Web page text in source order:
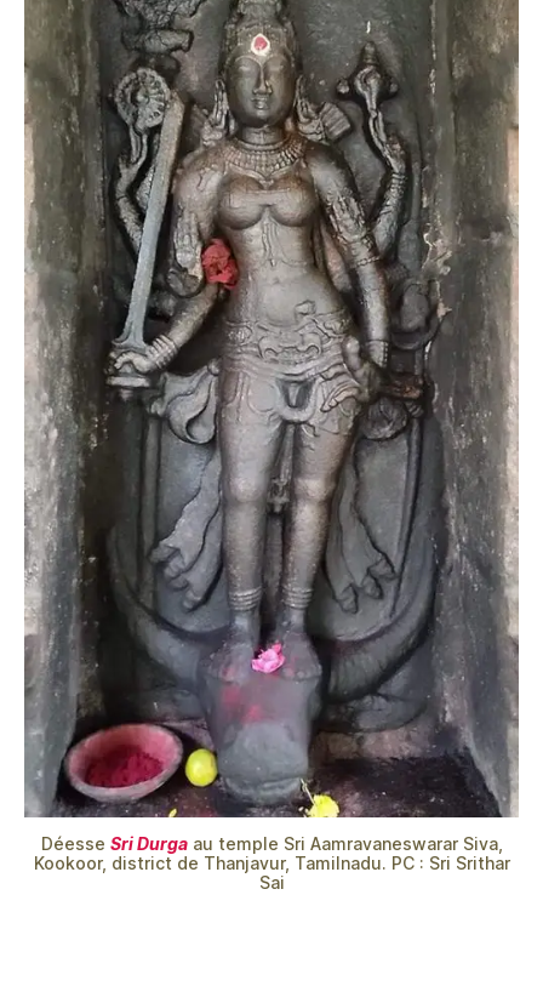
Déesse Sri Durgaau temple Sri Aamravaneswarar Siva,
Kookoor, district de Thanjavur, Tamilnadu. PC : Sri Srithar
Sai